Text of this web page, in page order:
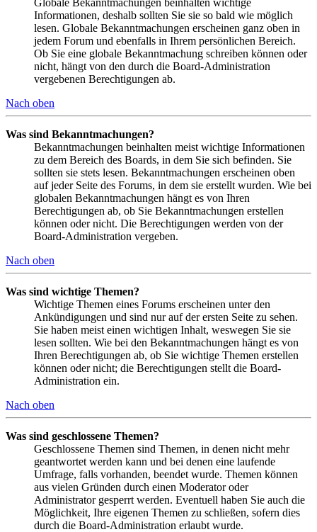
Informationen, deshalb sollten Sie sie so bald wie möglich
lesen. Globale Bekanntmachungen erscheinen ganz oben in
jedem Forum und ebenfalls in Ihrem persönlichen Bereich.
Ob Sie eine globale Bekanntmachung schreiben können oder
nicht, hängt von den durch die Board-Administration
vergebenen Berechtigungen ab.
Nach oben
Was sind Bekanntmachungen?
Bekanntmachungen beinhalten meist wichtige Informationen
zu dem Bereich des Boards, in dem Sie sich befinden. Sie
sollten sie stets lesen. Bekanntmachungen erscheinen oben
auf jeder Seite des Forums, in dem sie erstellt wurden. Wie bei
globalen Bekanntmachungen hängt es von Ihren
Berechtigungen ab, ob Sie Bekanntmachungen erstellen
können oder nicht. Die Berechtigungen werden von der
Board-Administration vergeben.
Nach oben
Was sind wichtige Themen?
Wichtige Themen eines Forums erscheinen unter den
Ankündigungen und sind nur auf der ersten Seite zu sehen.
Sie haben meist einen wichtigen Inhalt, weswegen Sie sie
lesen sollten. Wie bei den Bekanntmachungen hängt es von
Ihren Berechtigungen ab, ob Sie wichtige Themen erstellen
können oder nicht; die Berechtigungen stellt die Board-
Administration ein.
Nach oben
Was sind geschlossene Themen?
Geschlossene Themen sind Themen, in denen nicht mehr
geantwortet werden kann und bei denen eine laufende
Umfrage, falls vorhanden, beendet wurde. Themen können
aus vielen Gründen durch einen Moderator oder
Administrator gesperrt werden. Eventuell haben Sie auch die
Möglichkeit, Ihre eigenen Themen zu schließen, sofern dies
durch die Board-Administration erlaubt wurde.